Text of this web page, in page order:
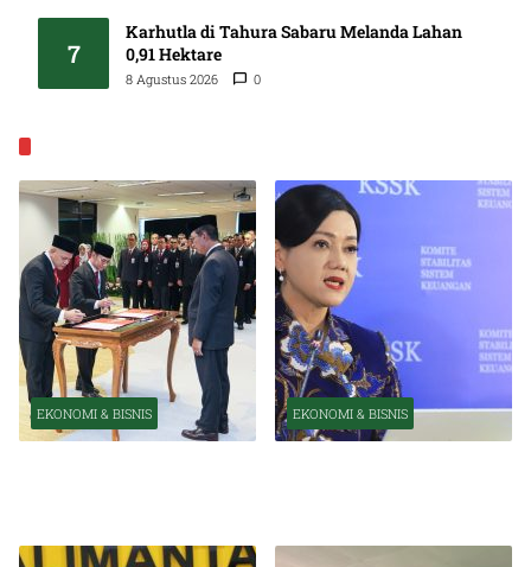
7
Karhutla di Tahura Sabaru Melanda Lahan
0,91 Hektare
8 Agustus 2026 0
EKONOMI & BISNIS EKONOMI & BISNIS